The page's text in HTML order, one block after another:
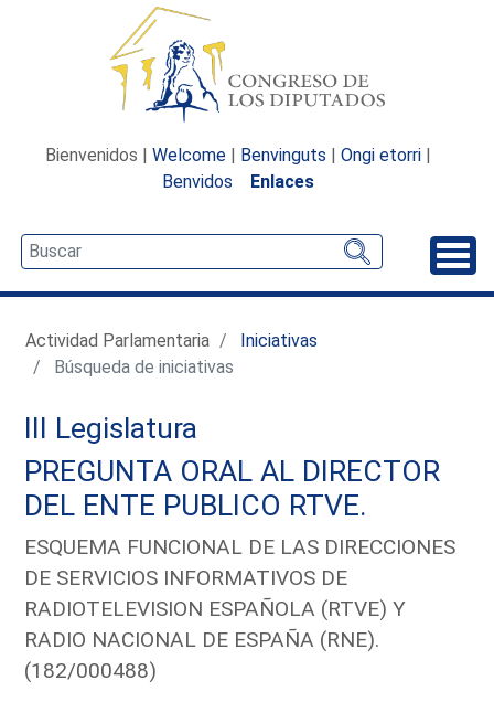
Bienvenidos | Welcome | Benvinguts | Ongi etorri |
Benvidos
Enlaces
Actividad Parlamentaria
Iniciativas
Búsqueda de iniciativas
III Legislatura
PREGUNTA ORAL AL DIRECTOR
DEL ENTE PUBLICO RTVE.
ESQUEMA FUNCIONAL DE LAS DIRECCIONES
DE SERVICIOS INFORMATIVOS DE
RADIOTELEVISION ESPAÑOLA (RTVE) Y
RADIO NACIONAL DE ESPAÑA (RNE).
(182/000488)